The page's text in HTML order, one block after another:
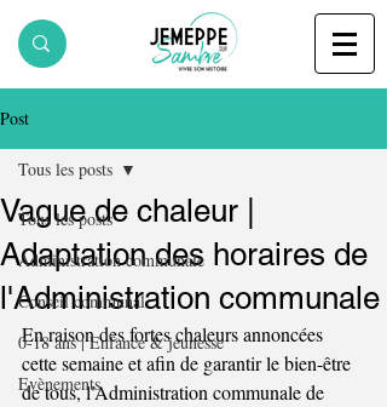
Post
Tous les posts
Administration communale
Conseil communal
0-18 ans | Enfance & jeunesse
Evènements
Tous les posts
Vague de chaleur |
Adaptation des horaires de
l'Administration communale
En raison des fortes chaleurs annoncées
cette semaine et afin de garantir le bien-être
de tous, l’Administration communale de